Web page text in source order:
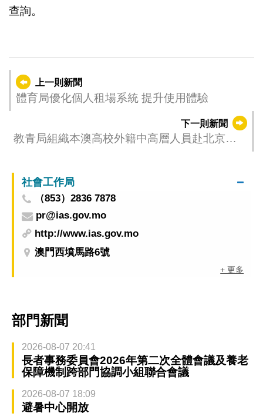
查詢。
上一則新聞
體育局優化個人租場系統 提升使用體驗
下一則新聞
教青局組織本澳高校外籍中高層人員赴北京搭
社會工作局
（853）2836 7878
pr@ias.gov.mo
http://www.ias.gov.mo
澳門西墳馬路6號
+ 更多
部門新聞
2026-08-07 20:41
長者事務委員會2026年第二次全體會議及養老
保障機制跨部門協調小組聯合會議
2026-08-07 18:09
避暑中心開放